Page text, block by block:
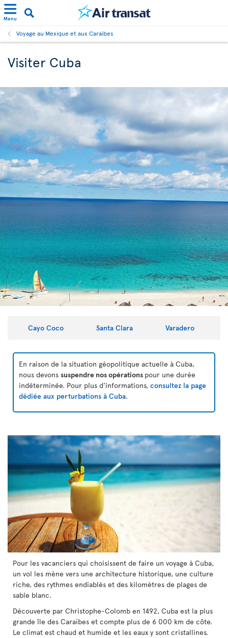
Menu
Voyage au Mexique et aux Caraïbes
Visiter Cuba
Cayo Coco Santa Clara Varadero
En raison de la situation géopolitique actuelle à Cuba,
nous devons suspendre nos opérations pour une durée
indéterminée. Pour plus d'informations, consultez la page
dédiée aux perturbations à Cuba.
Pour les vacanciers qui choisissent de faire un voyage à Cuba,
un vol les mène vers une architecture historique, une culture
riche, des rythmes endiablés et des kilomètres de plages de
sable blanc.
Découverte par Christophe-Colomb en 1492, Cuba est la plus
grande île des Caraïbes et compte plus de 6 000 km de côte.
Le climat est chaud et humide et les eaux y sont cristallines.